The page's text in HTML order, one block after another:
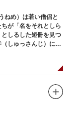
ねめ）は若い僧侶と
が「名をそれとしら
しるした短冊を見つ
しゅっさんじ）にあ